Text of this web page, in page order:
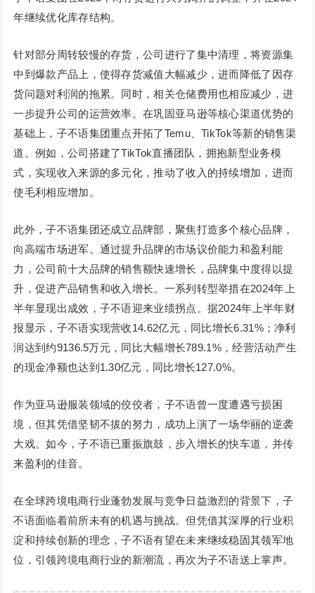
年继续优化库存结构。
针对部分周转较慢的存货，公司进行了集中清理，将资源集
中到爆款产品上，使得存货减值大幅减少，进而降低了因存
货问题对利润的拖累。同时，相关仓储费用也相应减少，进
一步提升公司的运营效率。在巩固亚马逊等核心渠道优势的
基础上，子不语集团重点开拓了Temu、TikTok等新的销售渠
道。例如，公司搭建了TikTok直播团队，拥抱新型业务模
式，实现收入来源的多元化，推动了收入的持续增加，进而
使毛利相应增加。
此外，子不语集团还成立品牌部，聚焦打造多个核心品牌，
向高端市场进军。通过提升品牌的市场议价能力和盈利能
力，公司前十大品牌的销售额快速增长，品牌集中度得以提
升，促进产品销售和收入增长。一系列转型举措在2024年上
半年显现出成效，子不语迎来业绩拐点。据2024年上半年财
报显示，子不语实现营收14.62亿元，同比增长6.31%；净利
润达到约9136.5万元，同比大幅增长789.1%，经营活动产生
的现金净额也达到1.30亿元，同比增长127.0%。
作为亚马逊服装领域的佼佼者，子不语曾一度遭遇亏损困
境，但其凭借坚韧不拔的努力，成功上演了一场华丽的逆袭
大戏。如今，子不语已重振旗鼓，步入增长的快车道，并传
来盈利的佳音。
在全球跨境电商行业蓬勃发展与竞争日益激烈的背景下，子
不语面临着前所未有的机遇与挑战。但凭借其深厚的行业积
淀和持续创新的理念，子不语有望在未来继续稳固其领军地
位，引领跨境电商行业的新潮流，再次为子不语送上掌声。